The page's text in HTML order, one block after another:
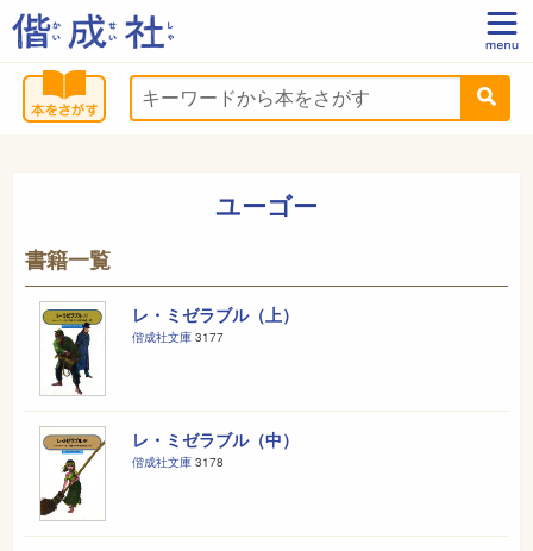
ユーゴー
書籍一覧
レ・ミゼラブル（上）
偕成社文庫 3177
レ・ミゼラブル（中）
偕成社文庫 3178